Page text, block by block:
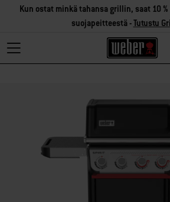
Kun ostat minkä tahansa grillin, saat 10
suojapeitteestä -Tutustu